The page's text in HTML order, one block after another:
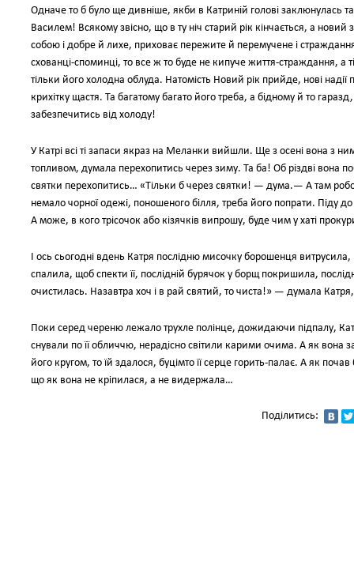
Одначе то б було ще дивніше, якби в Катриній голові заклюнулась
Василем! Всякому звісно, що в ту ніч старий рік кінчається, а новий
собою і добре й лихе, приховає пережите й перемучене і
схованці-споминці, то все ж то буде не кипуче життя-страждання, а
тільки його холодна облуда. Натомість Новий рік прийде, нові
крихітку щастя. Та багатому багато його треба, а бідному й то
забезпечитись від холоду!
У Катрі всі ті запаси якраз на Меланки вийшли. Ще з осені вона з
топливом, думала перехопитись через зиму. Та ба! Об різдві вона
святки перехопитись… «Тільки б через святки! — дума.— А там
немало чорної одежі, поношеного білля, треба його попрати. Піду
А може, в кого трісочок або кізячків випрошу, буде чим у хаті
І ось сьогодні вдень Катря послідню мисочку борошенця
спалила, щоб спекти її, послідній бурячок у борщ покришила,
очистилась. Назавтра хоч і в рай святий, то чиста!» — думала
Поки серед череню лежало трухле полінце, дожидаючи підпалу,
снували по її обличчю, нерадісно світили карими очима. А як вона
його кругом, то їй здалося, буцімто її серце горить-палає. А як
що як вона не кріпилася, а не видержала…
Поділитись: